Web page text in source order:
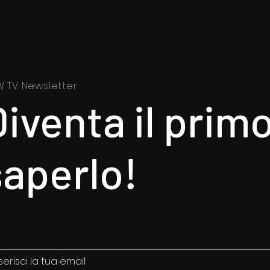
TV Newsletter
il